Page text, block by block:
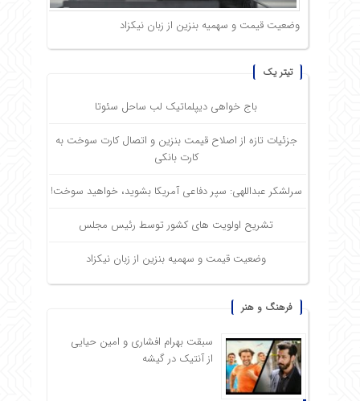
وضعیت قیمت و سهمیه بنزین از زبان نیکزاد
تیتر یک
باج خواهی دیپلماتیک لب ساحل سئوتا
جزئیات تازه از اصلاح قیمت بنزین و اتصال کارت سوخت به
کارت بانکی
سرلشکر عبداللهی: سپر دفاعی آمریکا بشوید، خواهید سوخت!
تشریح اولویت های کشور توسط رئیس مجلس
وضعیت قیمت و سهمیه بنزین از زبان نیکزاد
فرهنگ و هنر
سبقت بهرام افشاری و امین حیایی
از آنتیک در گیشه